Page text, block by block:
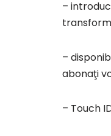
–
–
abonaţi
– Touch